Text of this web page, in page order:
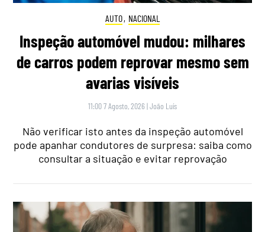
AUTO, NACIONAL
Inspeção automóvel mudou: milhares
de carros podem reprovar mesmo sem
avarias visíveis
11:00 7 Agosto, 2026 |João Luís
Não verificar isto antes da inspeção automóvel
pode apanhar condutores de surpresa: saiba como
consultar a situação e evitar reprovação